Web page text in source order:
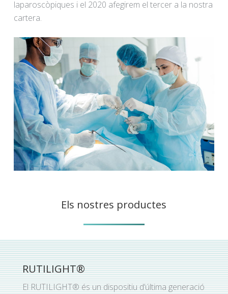
laparoscòpiques i el 2020 afegirem el tercer a la nostra
cartera.
Els nostres productes
RUTILIGHT®
El RUTILIGHT® és un dispositiu d’última generació